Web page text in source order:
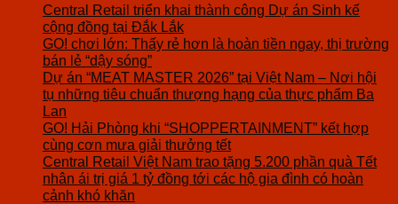
Central Retail triển khai thành công Dự án Sinh kế
cộng đồng tại Đắk Lắk
GO! chơi lớn: Thấy rẻ hơn là hoàn tiền ngay, thị trường
bán lẻ “dậy sóng”
Dự án “MEAT MASTER 2026” tại Việt Nam – Nơi hội
tụ những tiêu chuẩn thượng hạng của thực phẩm Ba
Lan
GO! Hải Phòng khi “SHOPPERTAINMENT” kết hợp
cùng cơn mưa giải thưởng tết
Central Retail Việt Nam trao tặng 5.200 phần quà Tết
nhân ái trị giá 1 tỷ đồng tới các hộ gia đình có hoàn
cảnh khó khăn